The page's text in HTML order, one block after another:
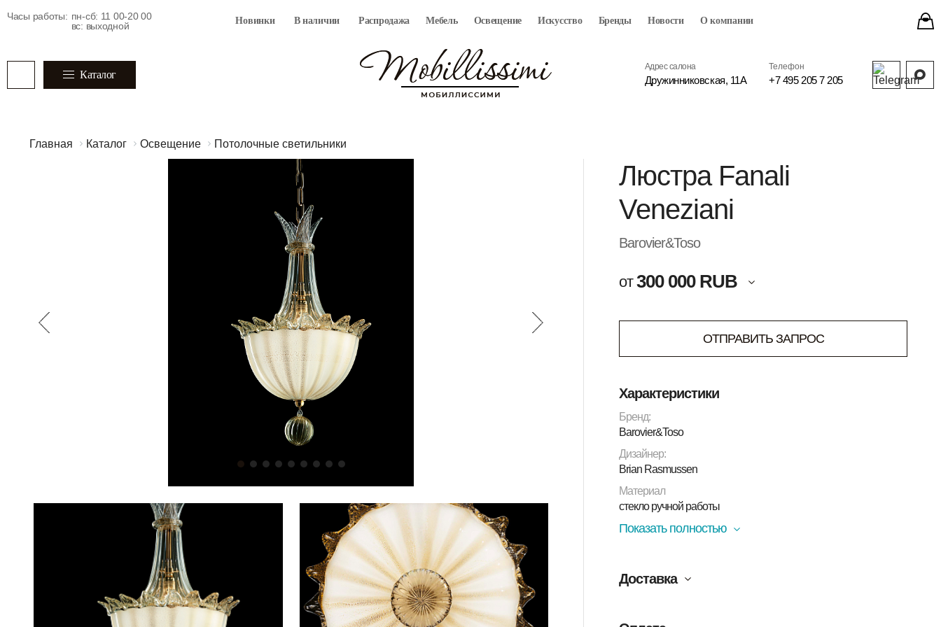
Часы работы: пн-сб: 11 00-20 00
вс: выходной
Новинки В наличии Распродажа Мебель Освещение Искусство Бренды Новости О компании
Каталог
Адрес салона
Дружинниковская, 11А
Телефон
+7 495 205 7 205
Главная Каталог Освещение Потолочные светильники
Люстра Fanali
Veneziani
Barovier&Toso
от 300 000 RUB
ОТПРАВИТЬ ЗАПРОС
Характеристики
Бренд:
Barovier&Toso
Дизайнер:
Brian Rasmussen
Материал
стекло ручной работы
Показать полностью
Доставка